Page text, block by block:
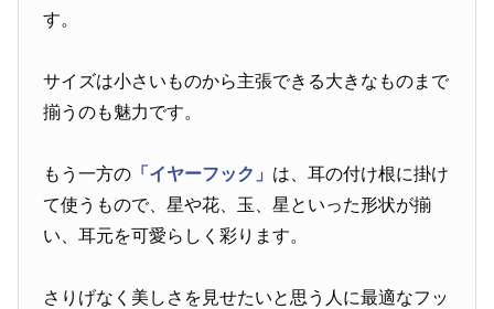
す。
サイズは小さいものから主張できる大きなものまで
揃うのも魅力です。
もう一方の 「イヤーフック」 は、耳の付け根に掛け
て使うもので、星や花、玉、星といった形状が揃
い、耳元を可愛らしく彩ります。
さりげなく美しさを見せたいと思う人に最適なフッ